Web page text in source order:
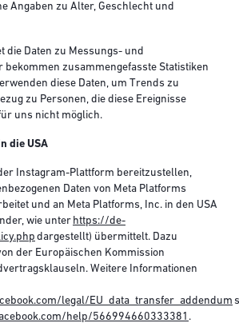
Angaben zu Alter, Geschlecht und
die Daten zu Messungs- und
bekommen zusammengefasste Statistiken
diese Daten, um Trends zu
zu Personen, die diese Ereignisse
uns nicht möglich.
die USA
Instagram-Plattform bereitzustellen,
Daten von Meta Platforms
und an Meta Platforms, Inc. in den USA
wie unter https://de-
dargestellt) übermittelt. Dazu
der Europäischen Kommission
Weitere Informationen
legal/EU_data_transfer_addendum
help/566994660333381 .